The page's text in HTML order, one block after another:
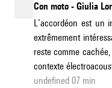
Con moto - Giulia
L’accordéon est un
extrêmement
reste comme
contexte
undefined 07 min